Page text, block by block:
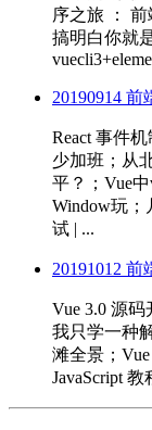
序之旅 ：
搞明白你就
20190914 前
React 事件
少加班；从
平？；Vue
Window玩
试 | ...
20191012 前
Vue 3.0 源
我只学一种
滩全景；
JavaScript